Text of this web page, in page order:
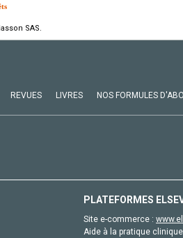
SAS.
REVUES LIVRES NOS FORMULES
PLATEFORMES
Site e-commerce :
Aide à la pratique